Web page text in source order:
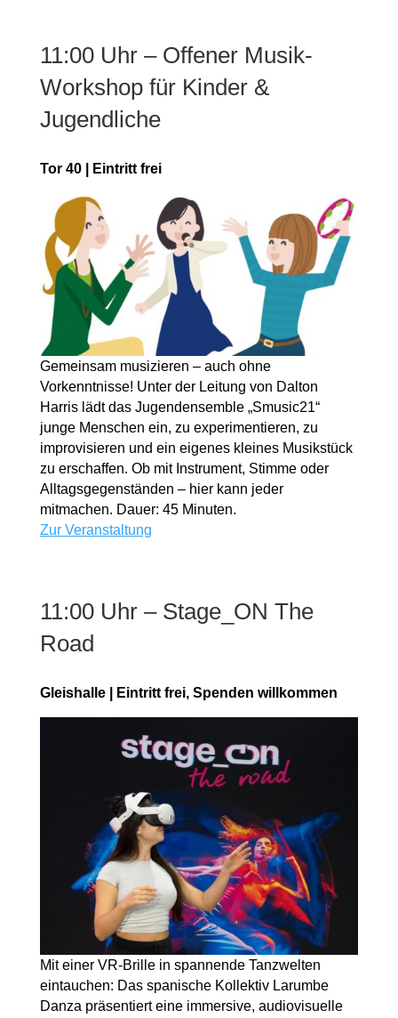
11:00 Uhr – Offener Musik-
Workshop für Kinder &
Jugendliche
Tor 40 | Eintritt frei
Gemeinsam musizieren – auch ohne
Vorkenntnisse! Unter der Leitung von Dalton
Harris lädt das Jugendensemble „Smusic21“
junge Menschen ein, zu experimentieren, zu
improvisieren und ein eigenes kleines Musikstück
zu erschaffen. Ob mit Instrument, Stimme oder
Alltagsgegenständen – hier kann jeder
mitmachen. Dauer: 45 Minuten.
Zur Veranstaltung
11:00 Uhr – Stage_ON The
Road
Gleishalle | Eintritt frei, Spenden willkommen
Mit einer VR-Brille in spannende Tanzwelten
eintauchen: Das spanische Kollektiv Larumbe
Danza präsentiert eine immersive, audiovisuelle